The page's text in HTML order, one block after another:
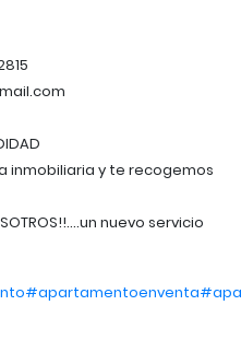
inmobiliaria y te recogemos
nuevo servicio